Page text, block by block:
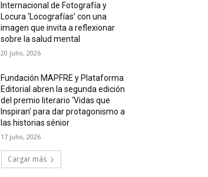
Internacional de Fotografía y
Locura ‘Locografías’ con una
imagen que invita a reflexionar
sobre la salud mental
20 julio, 2026
Fundación MAPFRE y Plataforma
Editorial abren la segunda edición
del premio literario ‘Vidas que
Inspiran’ para dar protagonismo a
las historias sénior
17 julio, 2026
Cargar más